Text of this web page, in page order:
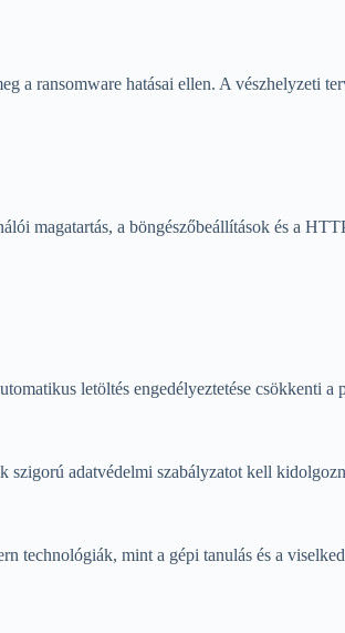
a ransomware hatásai ellen. A vészhelyzeti
magatartás, a böngészőbeállítások és a
letöltés engedélyeztetése csökkenti a
szigorú adatvédelmi szabályzatot kell
mint a gépi tanulás és a